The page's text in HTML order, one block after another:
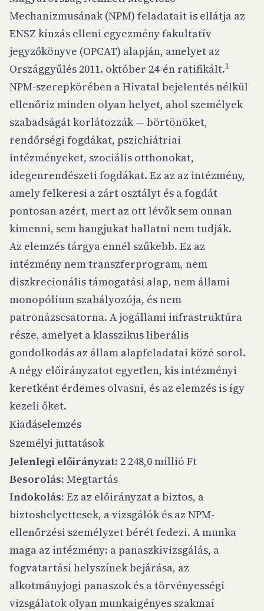
Mechanizmusának (NPM) feladatait is ellátja az
ENSZ kínzás elleni egyezmény fakultatív
jegyzőkönyve (OPCAT) alapján, amelyet az
Országgyűlés 2011. október 24-én ratifikált.1
NPM-szerepkörében a Hivatal bejelentés nélkül
ellenőriz minden olyan helyet, ahol személyek
szabadságát korlátozzák — börtönöket,
rendőrségi fogdákat, pszichiátriai
intézményeket, szociális otthonokat,
idegenrendészeti fogdákat. Ez az az intézmény,
amely felkeresi a zárt osztályt és a fogdát
pontosan azért, mert az ott lévők sem onnan
kimenni, sem hangjukat hallatni nem tudják.
Az elemzés tárgya ennél szűkebb. Ez az
intézmény nem transzferprogram, nem
diszkrecionális támogatási alap, nem állami
monopólium szabályozója, és nem
patronázscsatorna. A jogállami infrastruktúra
része, amelyet a klasszikus liberális
gondolkodás az állam alapfeladatai közé sorol.
A négy előirányzatot egyetlen, kis intézményi
keretként érdemes olvasni, és az elemzés is így
kezeli őket.
Kiadáselemzés
Személyi juttatások
Jelenlegi előirányzat: 2 248,0 millió Ft
Besorolás: Megtartás
Indokolás: Ez az előirányzat a biztos, a
biztoshelyettesek, a vizsgálók és az NPM-
ellenőrzési személyzet bérét fedezi. A munka
maga az intézmény: a panaszkivizsgálás, a
fogvatartási helyszínek bejárása, az
alkotmányjogi panaszok és a törvényességi
vizsgálatok olyan munkaigényes szakmai